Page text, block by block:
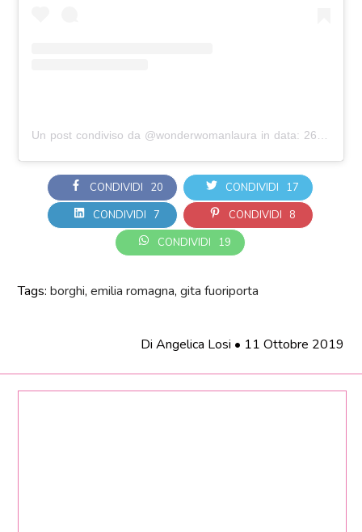
Un post condiviso da @wonderwomanlaura in data: 26 Nov 2016 alle ore 8:19 PST
CONDIVIDI 20 CONDIVIDI 17
CONDIVIDI 7 CONDIVIDI 8
CONDIVIDI 19
Tags:borghi,emilia romagna,gita fuoriporta
Di Angelica Losi • 11 Ottobre 2019